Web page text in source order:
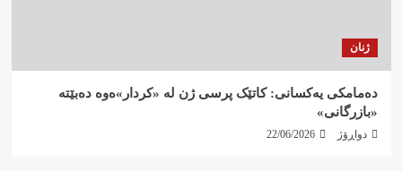
ژنان
دەمامکی یەکسانی: کاتێک پرسی ژن لە «کردار»ەوە دەبێتە
«بازرگانی»
دواڕۆژ 22/06/2026